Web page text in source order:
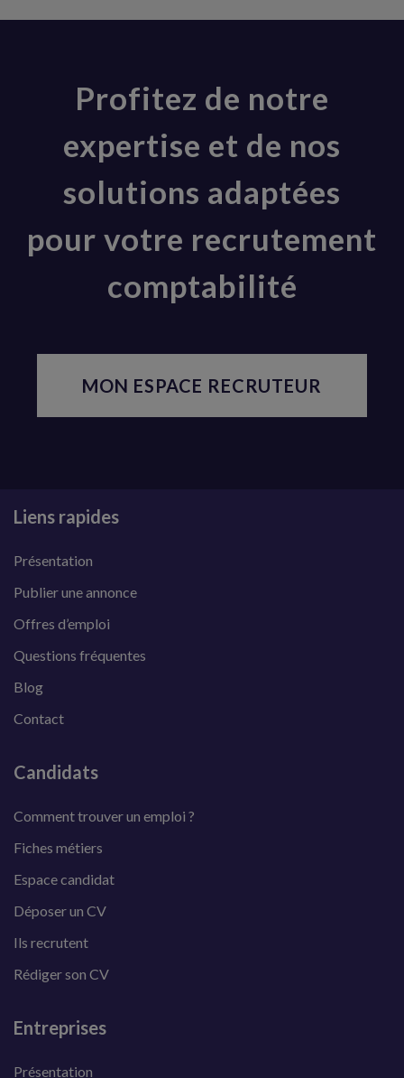
Profitez de notre
expertise et de nos
solutions adaptées
pour votre recrutement
comptabilité
MON ESPACE RECRUTEUR
Liens rapides
Présentation
Publier une annonce
Offres d’emploi
Questions fréquentes
Blog
Contact
Candidats
Comment trouver un emploi ?
Fiches métiers
Espace candidat
Déposer un CV
Ils recrutent
Rédiger son CV
Entreprises
Présentation